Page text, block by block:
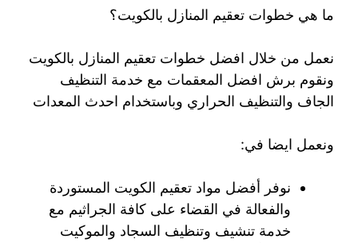
ما هي خطوات تعقيم المنازل بالكويت؟
نعمل من خلال افضل خطوات تعقيم المنازل بالكويت
ونقوم برش افضل المعقمات مع خدمة التنظيف
الجاف والتنظيف الحراري وباستخدام احدث المعدات
ونعمل ايضا في:
نوفر أفضل مواد تعقيم الكويت المستوردة
والفعالة في القضاء على كافة الجراثيم مع
خدمة تنشيف وتنظيف السجاد والموكيت